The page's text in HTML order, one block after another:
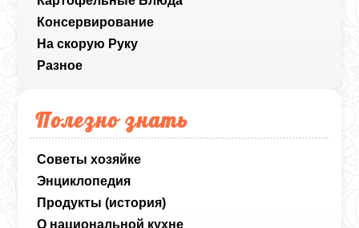
Консервирование
На скорую Руку
Разное
Полезно знать
Советы хозяйке
Энциклопедия
Продукты (история)
О национальной кухне